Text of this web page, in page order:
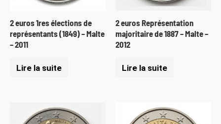
2 euros 1res élections de
représentants (1849) – Malte
– 2011
Lire la suite
2 euros Représentation
majoritaire de 1887 – Malte –
2012
Lire la suite